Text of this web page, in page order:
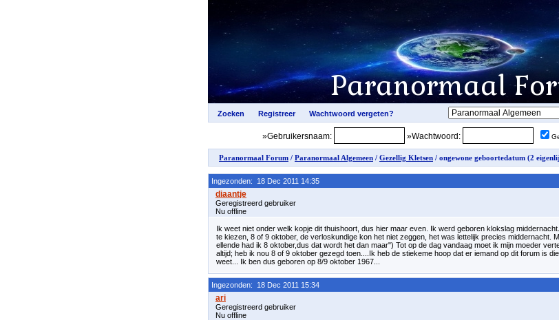
»Gebruikersnaam: »Wachtwoord:
Paranormaal Forum / Paranormaal Algemeen / Gezellig Kletsen / ongewone geboortedatum (2
Ingezonden: 18 Dec 2011 14:35
Geregistreerd gebruiker
Nu offline
Ik weet niet onder welk kopje dit thuishoort, dus hier maar even. Ik werd geboren klokslag
te kiezen, 8 of 9 oktober, de verloskundige kon het niet zeggen, het was lettelijk precies middernacht.
ellende had ik 8 oktober,dus dat wordt het dan maar") Tot op de dag vandaag moet ik mijn moeder
altijd; heb ik nou 8 of 9 oktober gezegd toen....Ik heb de stiekeme hoop dat er iemand op dit forum is
weet... Ik ben dus geboren op 8/9 oktober 1967...
Ingezonden: 18 Dec 2011 15:34
Geregistreerd gebruiker
Nu offline